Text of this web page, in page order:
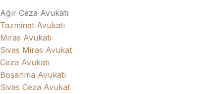
Ağır Ceza Avukatı
Tazminat Avukatı
Miras Avukatı
Sivas Miras Avukat
Ceza Avukatı
Boşanma Avukatı
Sivas Ceza Avukat